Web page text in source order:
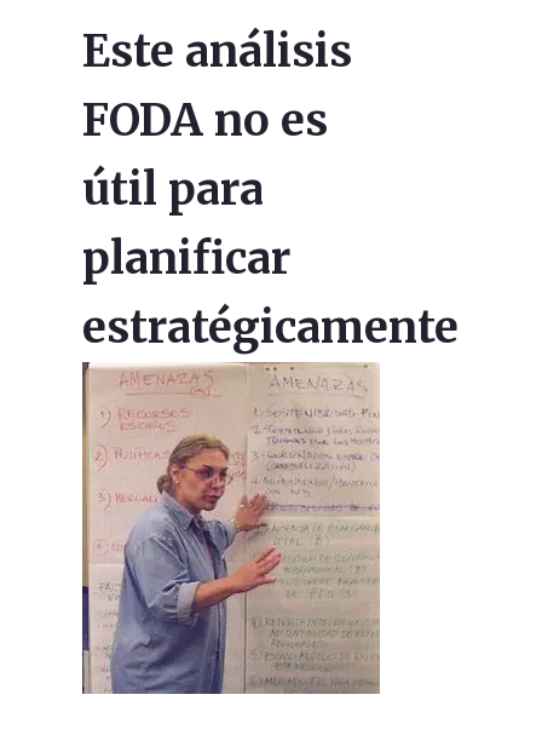
Este análisis
FODA no es
útil para
planificar
estratégicamente